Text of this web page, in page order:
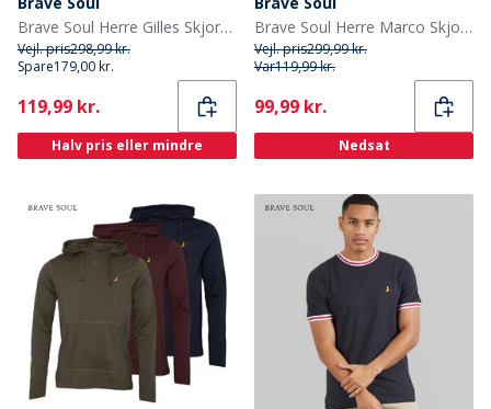
Brave Soul Herre Gilles Skjorter med korte ærmer Grøn
Vejl. pris298,99 kr.
Spare179,00 kr.
Current
119,99 kr.
Halv pris eller mindre
Brave Soul Herre Marco Skjorter med korte ærmer Flade
Vejl. pris299,99 kr.
Var119,99 kr.
Current
99,99 kr.
Nedsat